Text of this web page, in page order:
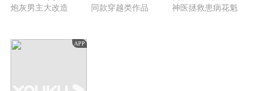
炮灰男主大改造 同款穿越类作品 神医拯救患病花魁
APP